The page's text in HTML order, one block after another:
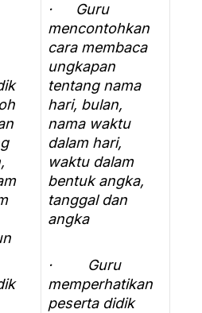
· Guru
mencontohkan
cara membaca
ungkapan
tentang nama
hari, bulan,
nama waktu
dalam hari,
waktu dalam
bentuk angka,
tanggal dan
angka
· Guru
memperhatikan
peserta didik